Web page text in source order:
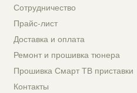
Сотрудничество
Прайс-лист
Доставка и оплата
Ремонт и прошивка тюнера
Прошивка Смарт ТВ приставки
Контакты